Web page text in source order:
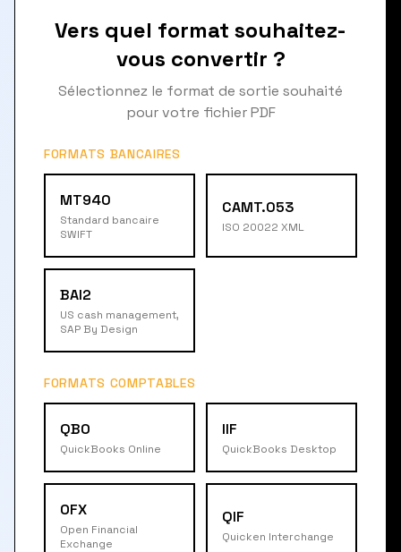
Vers quel format souhaitez-
vous convertir ?
Sélectionnez le format de sortie souhaité
pour votre fichier PDF
FORMATS BANCAIRES
MT940
Standard bancaire
SWIFT
CAMT.053
ISO 20022 XML
BAI2
US cash management,
SAP By Design
FORMATS COMPTABLES
QBO
QuickBooks Online
IIF
QuickBooks Desktop
OFX
Open Financial
Exchange
QIF
Quicken Interchange